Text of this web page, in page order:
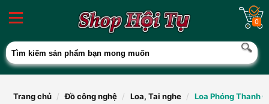
0
Trang chủ Đồ công nghệ Loa, Tai nghe Loa Phóng Thanh